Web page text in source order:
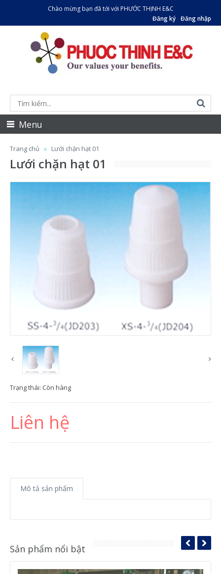
Chào mừng bạn đã tới với PHƯỚC THỊNH E&C
Đăng ký Đăng nhập
Menu
Trang chủ Lưới chặn hạt 01
Lưới chặn hạt 01
Trạng thái: Còn hàng
Liên hệ
Mô tả sản phẩm
Sản phẩm nổi bật